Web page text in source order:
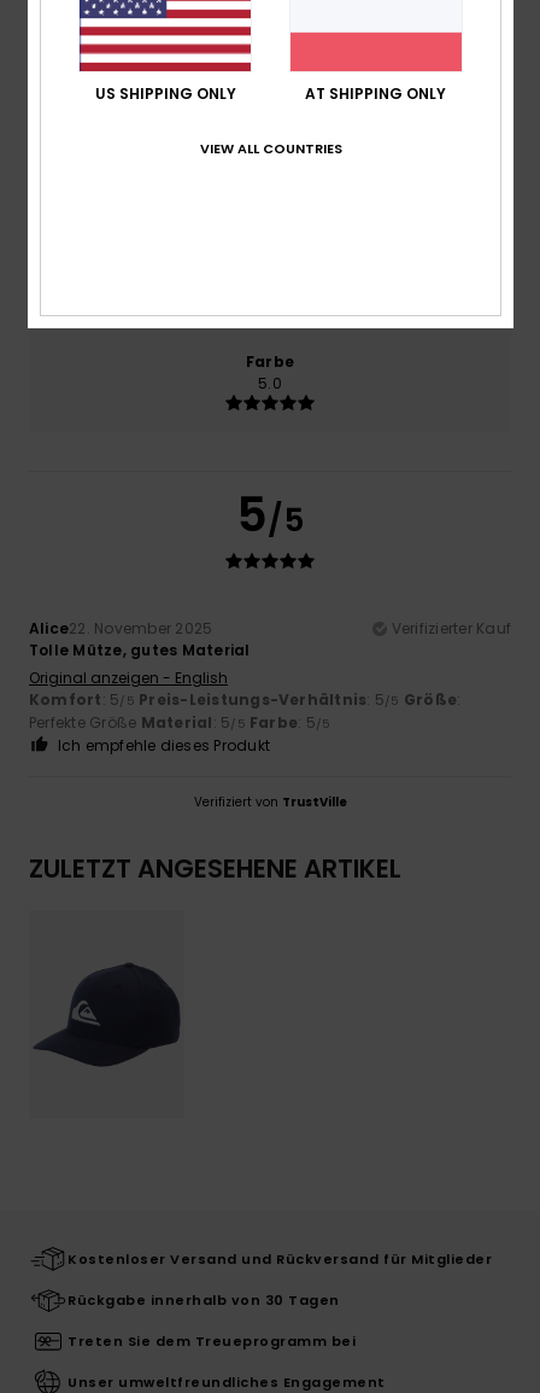
Komfort
Farbe
5.0
5/5
Alice22. November 2025
Verifizierter Kauf
Tolle Mütze, gutes Material
Original anzeigen - English
Komfort: 5/5 Preis-Leistungs-Verhältnis: 5/5 Größe:
Perfekte Größe Material: 5/5 Farbe: 5/5
Ich empfehle dieses Produkt
Verifiziert von TrustVille
ZULETZT ANGESEHENE ARTIKEL
Kostenloser Versand und Rückversand für Mitglieder
Rückgabe innerhalb von 30 Tagen
Treten Sie dem Treueprogramm bei
Unser umweltfreundliches Engagement
US SHIPPING ONLY AT SHIPPING ONLY
VIEW ALL COUNTRIES